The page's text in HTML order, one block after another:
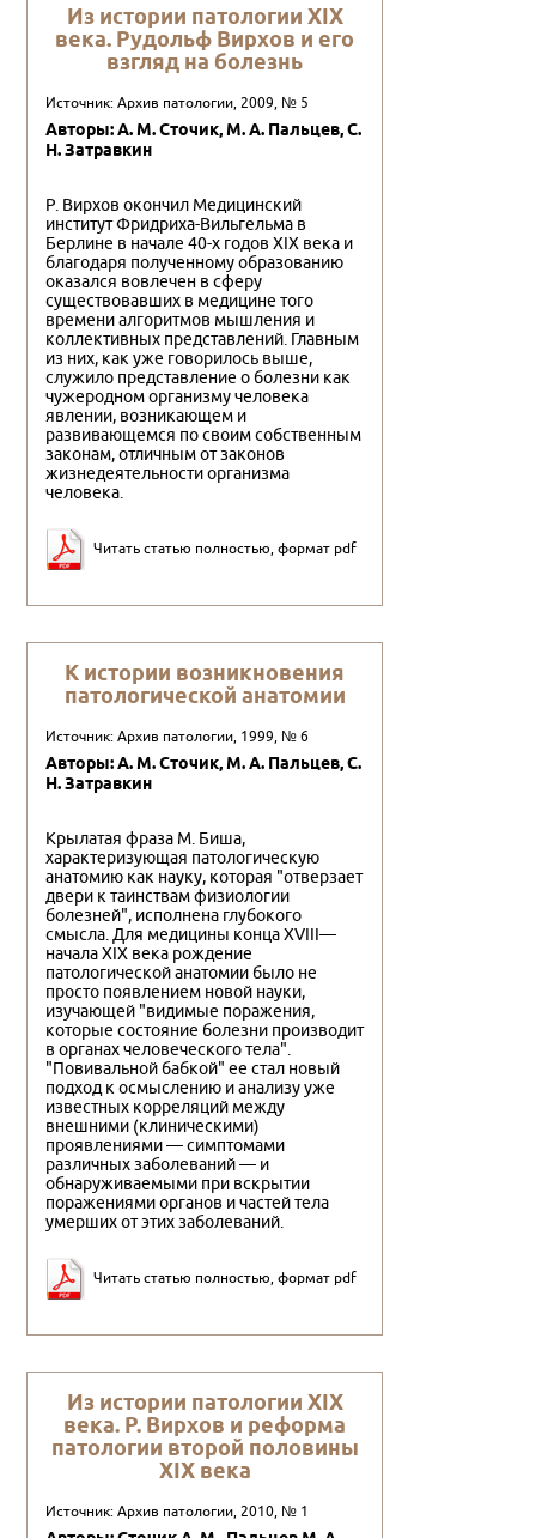
Из истории патологии XIX
века. Рудольф Вирхов и его
взгляд на болезнь
Источник: Архив патологии, 2009, № 5
Авторы: А. М. Сточик, М. А. Пальцев, С.
Н. Затравкин
Р. Вирхов окончил Медицинский
институт Фридриха-Вильгельма в
Берлине в начале 40-х годов XIX века и
благодаря полученному образованию
оказался вовлечен в сферу
существовавших в медицине того
времени алгоритмов мышления и
коллективных представлений. Главным
из них, как уже говорилось выше,
служило представление о болезни как
чужеродном организму человека
явлении, возникающем и
развивающемся по своим собственным
законам, отличным от законов
жизнедеятельности организма
человека.
Читать статью полностью, формат pdf
К истории возникновения
патологической анатомии
Источник: Архив патологии, 1999, № 6
Авторы: А. М. Сточик, М. А. Пальцев, С.
Н. Затравкин
Крылатая фраза М. Биша,
характеризующая патологическую
анатомию как науку, которая "отверзает
двери к таинствам физиологии
болезней", исполнена глубокого
смысла. Для медицины конца XVIII—
начала XIX века рождение
патологической анатомии было не
просто появлением новой науки,
изучающей "видимые поражения,
которые состояние болезни производит
в органах человеческого тела".
"Повивальной бабкой" ее стал новый
подход к осмыслению и анализу уже
известных корреляций между
внешними (клиническими)
проявлениями — симптомами
различных заболеваний — и
обнаруживаемыми при вскрытии
поражениями органов и частей тела
умерших от этих заболеваний.
Читать статью полностью, формат pdf
Из истории патологии XIX
века. Р. Вирхов и реформа
патологии второй половины
XIX века
Источник: Архив патологии, 2010, № 1